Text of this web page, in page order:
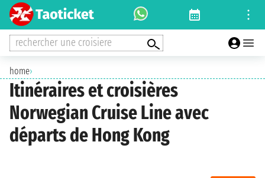
rechercher une croisiere
home›
Itinéraires et croisières
Norwegian Cruise Line avec
départs de Hong Kong